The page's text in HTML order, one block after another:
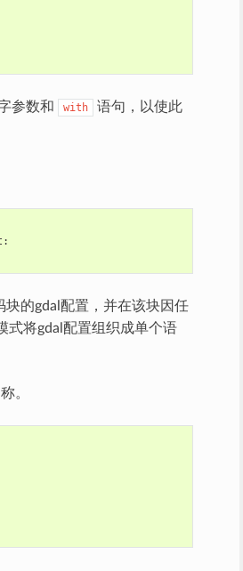
参数和 with
语句，以使此
:
的gdal配置，并在该块因任
式将gdal配置组织成单个语
。